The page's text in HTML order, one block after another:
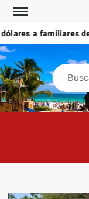
Saltar
contenidoa familiares de
Buscar